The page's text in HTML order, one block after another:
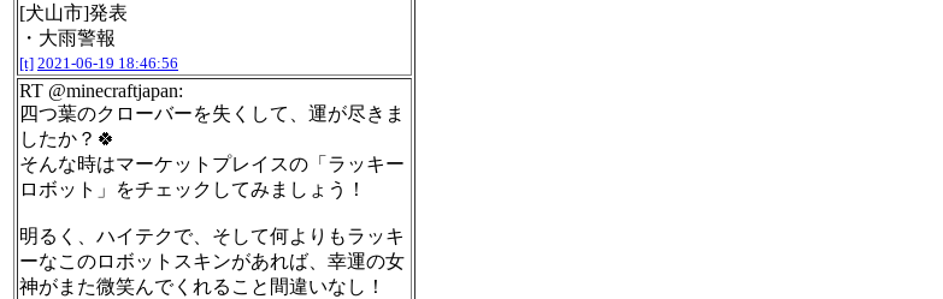
[犬山市]発表
・大雨警報
[t] 2021-06-19 18:46:56
RT @minecraftjapan:
四つ葉のクローバーを失くして、運が尽きま
したか？🍀
そんな時はマーケットプレイスの「ラッキー
ロボット」をチェックしてみましょう！
明るく、ハイテクで、そして何よりもラッキ
ーなこのロボットスキンがあれば、幸運の女
神がまた微笑んでくれること間違いなし！